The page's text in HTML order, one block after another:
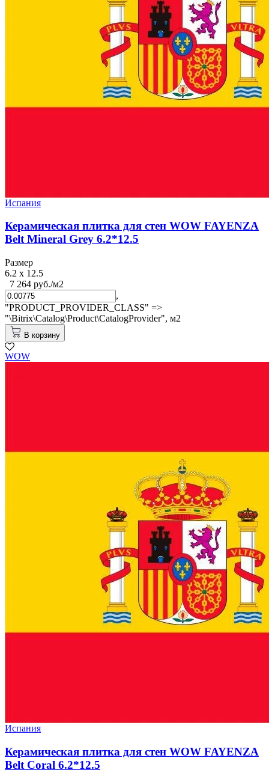
Испания
Керамическая плитка для стен WOW FAYENZA
Belt Mineral Grey 6.2*12.5
Размер
6.2 x 12.5
7 264 руб./м2
,
"PRODUCT_PROVIDER_CLASS" =>
"\Bitrix\Catalog\Product\CatalogProvider", м2
В корзину
WOW
Испания
Керамическая плитка для стен WOW FAYENZA
Belt Coral 6.2*12.5